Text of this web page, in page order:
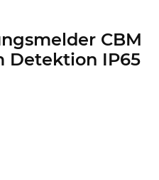
CBM
Detektion IP65